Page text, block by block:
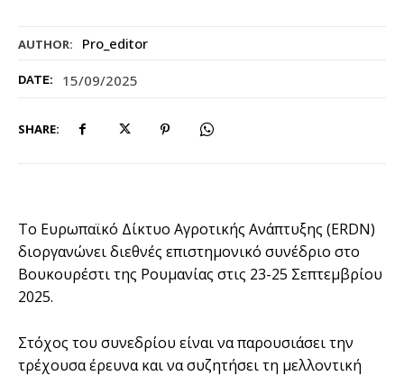
AUTHOR: Pro_editor
DATE: 15/09/2025
SHARE:
To Ευρωπαϊκό Δίκτυο Αγροτικής Ανάπτυξης (ERDN)
διοργανώνει διεθνές επιστημονικό συνέδριο στο
Βουκουρέστι της Ρουμανίας στις 23-25 Σεπτεμβρίου
2025.
Στόχος του συνεδρίου είναι να παρουσιάσει την
τρέχουσα έρευνα και να συζητήσει τη μελλοντική